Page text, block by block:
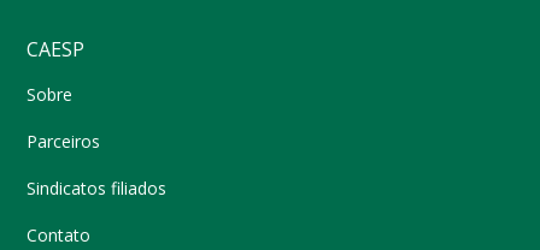
CAESP
Sobre
Parceiros
Sindicatos filiados
Contato